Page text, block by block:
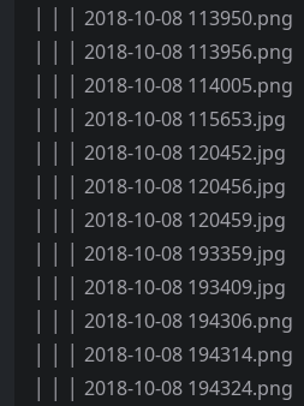
│ │ │ 2018-10-08 113950.png
│ │ │ 2018-10-08 113956.png
│ │ │ 2018-10-08 114005.png
│ │ │ 2018-10-08 115653.jpg
│ │ │ 2018-10-08 120452.jpg
│ │ │ 2018-10-08 120456.jpg
│ │ │ 2018-10-08 120459.jpg
│ │ │ 2018-10-08 193359.jpg
│ │ │ 2018-10-08 193409.jpg
│ │ │ 2018-10-08 194306.png
│ │ │ 2018-10-08 194314.png
│ │ │ 2018-10-08 194324.png